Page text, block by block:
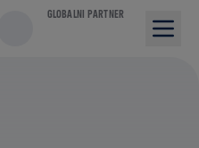
GLOBALNI PARTNER